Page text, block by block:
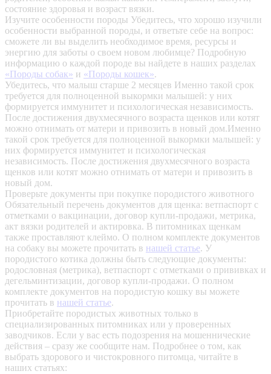
состояние здоровья и возраст вязки.
Изучите особенности породы Убедитесь, что хорошо изучили
особенности выбранной породы, и ответьте себе на вопрос:
сможете ли вы выделить необходимое время, ресурсы и
энергию для заботы о своем новом любимце? Подробную
информацию о каждой породе вы найдете в наших разделах
«Породы собак» и «Породы кошек».
Убедитесь, что малыш старше 2 месяцев Именно такой срок
требуется для полноценной выкормки малышей: у них
формируется иммунитет и психологическая независимость.
После достижения двухмесячного возраста щенков или котят
можно отнимать от матери и привозить в новый дом.Именно
такой срок требуется для полноценной выкормки малышей: у
них формируется иммунитет и психологическая
независимость. После достижения двухмесячного возраста
щенков или котят можно отнимать от матери и привозить в
новый дом.
Проверьте документы при покупке породистого животного
Обязательный перечень документов для щенка: ветпаспорт с
отметками о вакцинации, договор купли-продажи, метрика,
акт вязки родителей и актировка. В питомниках щенкам
также проставляют клеймо. О полном комплекте документов
на собаку вы можете прочитать в нашей статье. У
породистого котика должны быть следующие документы:
родословная (метрика), ветпаспорт с отметками о прививках и
дегельминтизации, договор купли-продажи. О полном
комплекте документов на породистую кошку вы можете
прочитать в нашей статье.
Приобретайте породистых животных только в
специализированных питомниках или у проверенных
заводчиков. Если у вас есть подозрения на мошеннические
действия – сразу же сообщите нам. Подробнее о том, как
выбрать здорового и чистокровного питомца, читайте в
наших статьях: